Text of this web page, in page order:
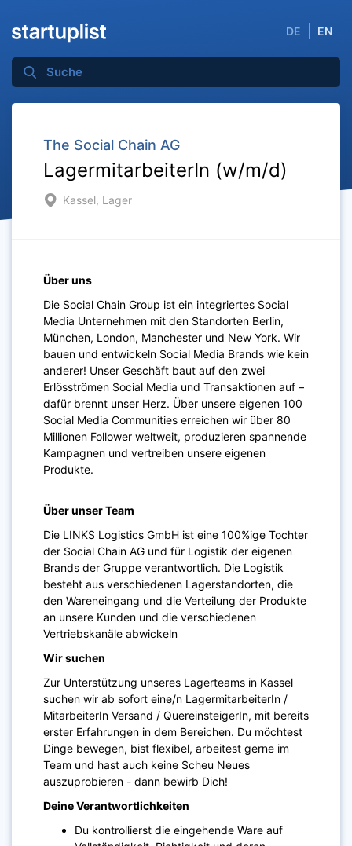
DE EN
The Social Chain AG
LagermitarbeiterIn (w/m/d)
Kassel, Lager
Über uns
Die Social Chain Group ist ein integriertes Social
Media Unternehmen mit den Standorten Berlin,
München, London, Manchester und New York. Wir
bauen und entwickeln Social Media Brands wie kein
anderer! Unser Geschäft baut auf den zwei
Erlösströmen Social Media und Transaktionen auf –
dafür brennt unser Herz. Über unsere eigenen 100
Social Media Communities erreichen wir über 80
Millionen Follower weltweit, produzieren spannende
Kampagnen und vertreiben unsere eigenen
Produkte.
Über unser Team
Die LINKS Logistics GmbH ist eine 100%ige Tochter
der Social Chain AG und für Logistik der eigenen
Brands der Gruppe verantwortlich. Die Logistik
besteht aus verschiedenen Lagerstandorten, die
den Wareneingang und die Verteilung der Produkte
an unsere Kunden und die verschiedenen
Vertriebskanäle abwickeln
Wir suchen
Zur Unterstützung unseres Lagerteams in Kassel
suchen wir ab sofort eine/n LagermitarbeiterIn /
MitarbeiterIn Versand / QuereinsteigerIn, mit bereits
erster Erfahrungen in dem Bereichen. Du möchtest
Dinge bewegen, bist flexibel, arbeitest gerne im
Team und hast auch keine Scheu Neues
auszuprobieren - dann bewirb Dich!
Deine Verantwortlichkeiten
Du kontrollierst die eingehende Ware auf